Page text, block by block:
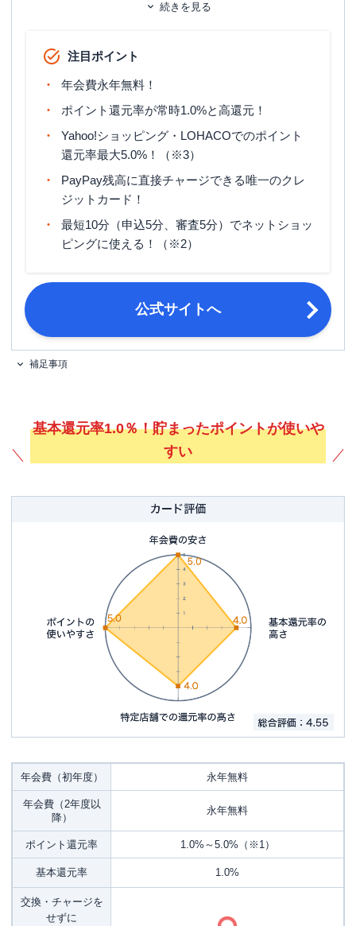
家族カード
1週間～10日程度
旅行傷害保険 ー
ポイント名 PayPayポイント
締め日・支払日
申し込み条件
・日本国内在住の満18歳以上の方
・本人認証が可能な携帯電話をお持ち
の方 ※ PayPayアプリ経由で入会する
必要書類
本人確認書類 （マイナンバーカー
続きを見る
注目ポイント
年会費永年無料！
ポイント還元率が常時1.0%と高還元！
Yahoo!ショッピング・LOHACOでのポイント
還元率最大5.0%！（※3）
PayPay残高に直接チャージできる唯一のクレ
ジットカード！
最短10分（申込5分、審査5分）でネットショッ
ピングに使える！（※2）
公式サイトへ
補足事項
基本還元率1.0％！貯まったポイントが使いや
すい
年会費（初年度） 永年無料
年会費（2年度以
降）
永年無料
ポイント還元率 1.0%～5.0%（※1）
基本還元率 1.0%
交換・チャージを
せずに